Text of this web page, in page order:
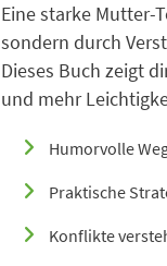
Eine starke Mutter-
sondern durch
Dieses Buch zeigt
und mehr
Humorvolle
Praktische
Konflikte